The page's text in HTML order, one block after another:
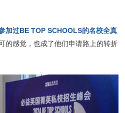
加过BE TOP SCHOOLS的名校全真
的感觉，也成了他们申请路上的转折